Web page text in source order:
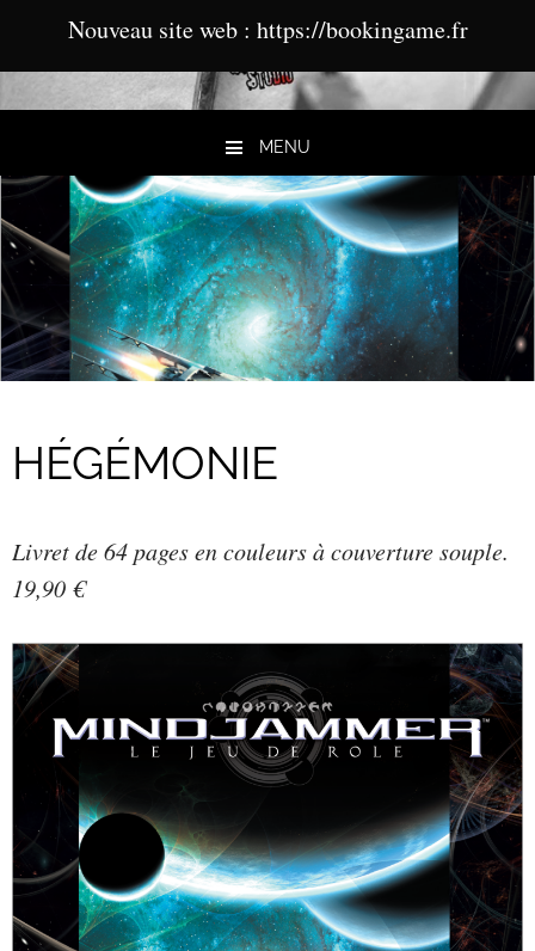
MENU
Aller au contenu
HÉGÉMONIE
Livret de 64 pages en couleurs à couverture souple.
19,90 €
Nouveau site web : https://bookingame.fr